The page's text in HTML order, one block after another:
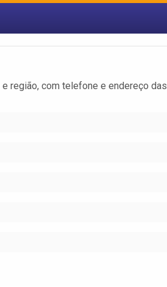
e região, com telefone e endereço das